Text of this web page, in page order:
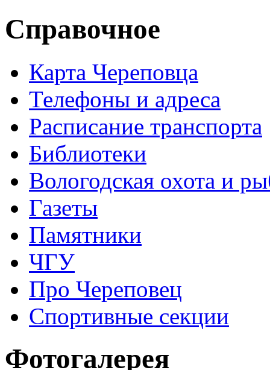
Справочное
Карта Череповца
Телефоны и адреса
Расписание транспорта
Библиотеки
Вологодская охота и
Газеты
Памятники
ЧГУ
Про Череповец
Спортивные секции
Фотогалерея